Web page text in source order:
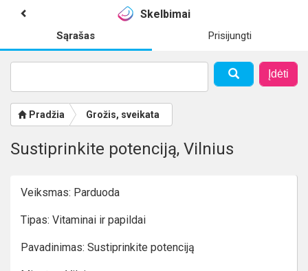
Skelbimai
Sąrašas Prisijungti
Įdėti
Pradžia Grožis, sveikata
Sustiprinkite potenciją, Vilnius
Veiksmas: Parduoda
Tipas: Vitaminai ir papildai
Pavadinimas: Sustiprinkite potenciją